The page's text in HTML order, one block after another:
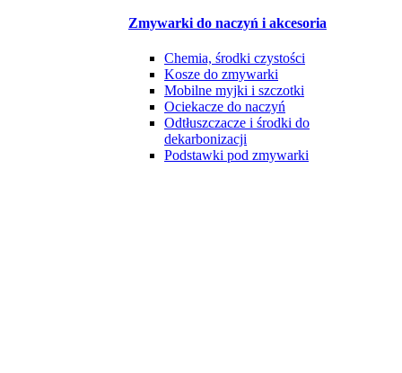
Zmywarki do naczyń i akcesoria
Chemia, środki czystości
Kosze do zmywarki
Mobilne myjki i szczotki
Ociekacze do naczyń
Odtłuszczacze i środki do
dekarbonizacji
Podstawki pod zmywarki